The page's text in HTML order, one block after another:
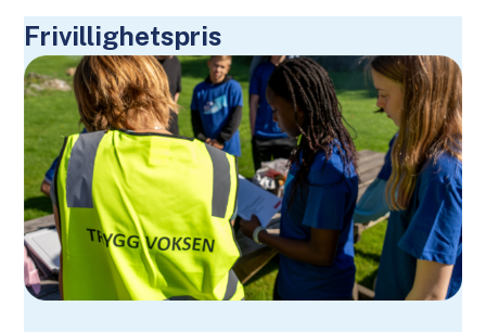
Frivillighetspris